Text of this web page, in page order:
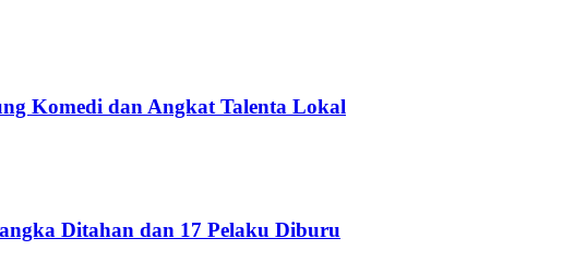
Komedi dan Angkat Talenta Lokal
Ditahan dan 17 Pelaku Diburu